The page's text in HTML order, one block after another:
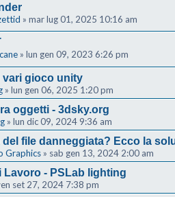
» mar lug 01, 2025 10:16 am
» lun gen 09, 2023 6:26 pm
vari gioco unity
» lun gen 06, 2025 1:20 pm
oggetti - 3dsky.org
» lun dic 09, 2024 9:36 am
file danneggiata? Ecco la
Graphics » sab gen 13, 2024 2:00 am
Lavoro - PSLab lighting
set 27, 2024 7:38 pm